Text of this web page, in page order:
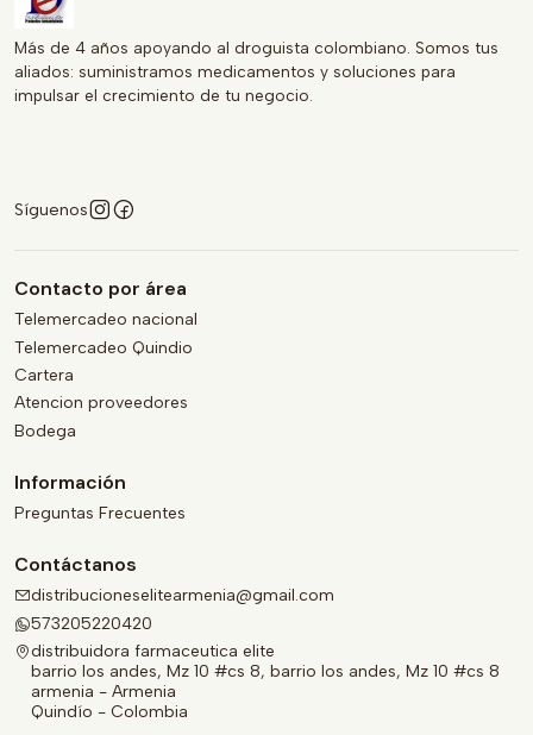
Más de 4 años apoyando al droguista colombiano. Somos tus
aliados: suministramos medicamentos y soluciones para
impulsar el crecimiento de tu negocio.
Síguenos
Contacto por área
Telemercadeo nacional
Telemercadeo Quindio
Cartera
Atencion proveedores
Bodega
Información
Preguntas Frecuentes
Contáctanos
distribucioneselitearmenia@gmail.com
573205220420
distribuidora farmaceutica elite
barrio los andes, Mz 10 #cs 8, barrio los andes, Mz 10 #cs 8
armenia - Armenia
Quindío - Colombia